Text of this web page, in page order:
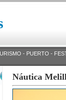
- PUERTO -
Náutica